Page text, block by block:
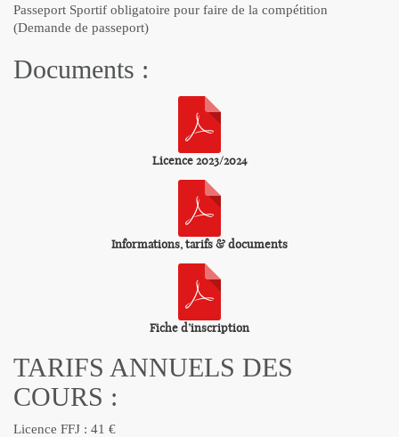
Passeport Sportif obligatoire pour faire de la compétition
(Demande de passeport)
Documents :
Licence 2023/2024
Informations, tarifs & documents
Fiche d’inscription
TARIFS ANNUELS DES
COURS :
Licence FFJ : 41 €